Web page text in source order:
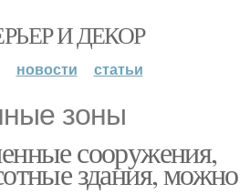
И ДЕКОР
новости статьи
зоны
сооружения,
здания, можно